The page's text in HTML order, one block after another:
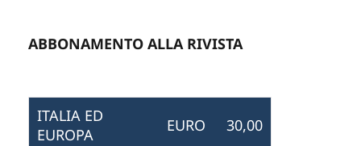
ABBONAMENTO ALLA RIVISTA
ITALIA ED
EUROPA
EURO 30,00